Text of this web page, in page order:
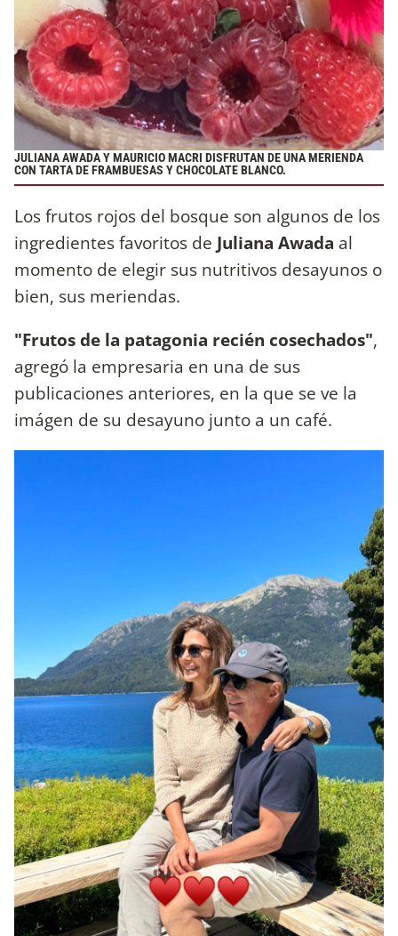
JULIANA AWADA Y MAURICIO MACRI DISFRUTAN DE UNA MERIENDA
CON TARTA DE FRAMBUESAS Y CHOCOLATE BLANCO.
Los frutos rojos del bosque son algunos de los
ingredientes favoritos de Juliana Awada al
momento de elegir sus nutritivos desayunos o
bien, sus meriendas.
"Frutos de la patagonia recién cosechados",
agregó la empresaria en una de sus
publicaciones anteriores, en la que se ve la
imágen de su desayuno junto a un café.